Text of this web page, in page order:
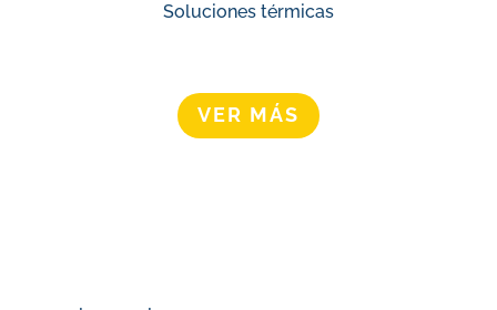
Soluciones térmicas
VER MÁS